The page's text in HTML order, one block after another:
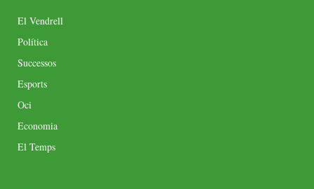
El Vendrell
Política
Successos
Esports
Oci
Economia
El Temps